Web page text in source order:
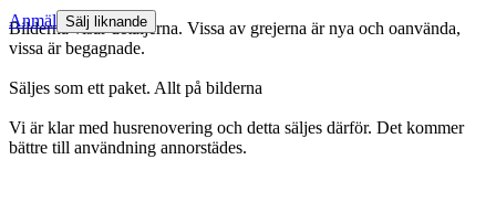
Bilderna visar detaljerna. Vissa av grejerna är nya och oanvända,
vissa är begagnade.
Säljes som ett paket. Allt på bilderna
Vi är klar med husrenovering och detta säljes därför. Det kommer
bättre till användning annorstädes.
Anmäl Sälj liknande